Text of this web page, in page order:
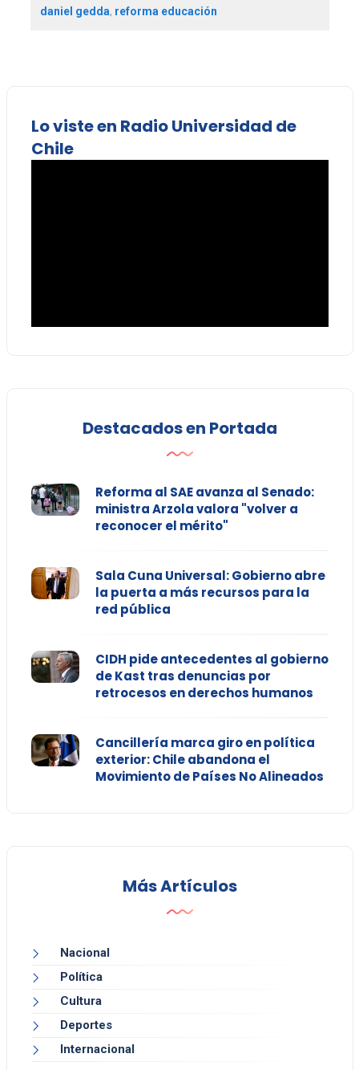
daniel gedda, reforma educación
Lo viste en Radio Universidad de
Chile
Destacados en Portada
Reforma al SAE avanza al Senado:
ministra Arzola valora "volver a
reconocer el mérito"
Sala Cuna Universal: Gobierno abre
la puerta a más recursos para la
red pública
CIDH pide antecedentes al gobierno
de Kast tras denuncias por
retrocesos en derechos humanos
Cancillería marca giro en política
exterior: Chile abandona el
Movimiento de Países No Alineados
Más Artículos
Nacional
Política
Cultura
Deportes
Internacional